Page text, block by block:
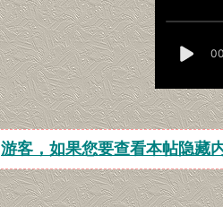
游客，如果您要查看本帖隐藏